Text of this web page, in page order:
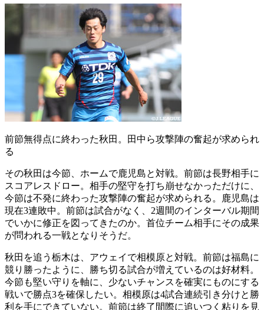
前節無得点に終わった秋田。田中ら攻撃陣の奮起が求められ
る
その秋田は今節、ホームで鹿児島と対戦。前節は長野相手に
スコアレスドロー。相手の堅守を打ち崩せなかっただけに、
今節は不発に終わった攻撃陣の奮起が求められる。鹿児島は
現在3連敗中。前節は試合がなく、2週間のインターバル期間
でいかに修正を図ってきたのか。首位チーム相手にその成果
が問われる一戦となりそうだ。
秋田を追う栃木は、アウェイで相模原と対戦。前節は福島に
競り勝ったように、勝ち切る試合が増えているのは好材料。
今節も堅い守りを軸に、少ないチャンスを確実にものにする
戦いで勝点3を確保したい。相模原は4試合連続引き分けと勝
利を手にできていない。前節は終了間際に追いつく粘りを見